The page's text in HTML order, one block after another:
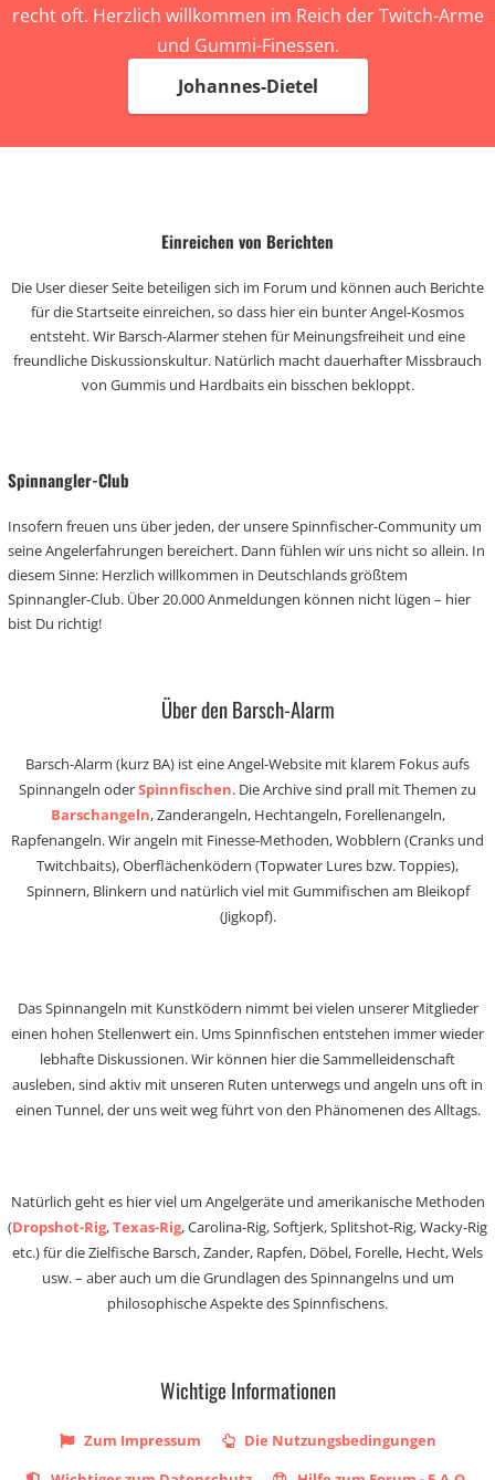
recht oft. Herzlich willkommen im Reich der Twitch-Arme
und Gummi-Finessen.
Johannes-Dietel
Einreichen von Berichten
Die User dieser Seite beteiligen sich im Forum und können auch Berichte
für die Startseite einreichen, so dass hier ein bunter Angel-Kosmos
entsteht. Wir Barsch-Alarmer stehen für Meinungsfreiheit und eine
freundliche Diskussionskultur. Natürlich macht dauerhafter Missbrauch
von Gummis und Hardbaits ein bisschen bekloppt.
Spinnangler-Club
Insofern freuen uns über jeden, der unsere Spinnfischer-Community um
seine Angelerfahrungen bereichert. Dann fühlen wir uns nicht so allein. In
diesem Sinne: Herzlich willkommen in Deutschlands größtem
Spinnangler-Club. Über 20.000 Anmeldungen können nicht lügen – hier
bist Du richtig!
Über den Barsch-Alarm
Barsch-Alarm (kurz BA) ist eine Angel-Website mit klarem Fokus aufs
Spinnangeln oderSpinnfischen. Die Archive sind prall mit Themen zu
Barschangeln, Zanderangeln, Hechtangeln, Forellenangeln,
Rapfenangeln. Wir angeln mit Finesse-Methoden, Wobblern (Cranks und
Twitchbaits), Oberflächenködern (Topwater Lures bzw. Toppies),
Spinnern, Blinkern und natürlich viel mit Gummifischen am Bleikopf
(Jigkopf).
Das Spinnangeln mit Kunstködern nimmt bei vielen unserer Mitglieder
einen hohen Stellenwert ein. Ums Spinnfischen entstehen immer wieder
lebhafte Diskussionen. Wir können hier die Sammelleidenschaft
ausleben, sind aktiv mit unseren Ruten unterwegs und angeln uns oft in
einen Tunnel, der uns weit weg führt von den Phänomenen des Alltags.
Natürlich geht es hier viel um Angelgeräte und amerikanische Methoden
(Dropshot-Rig,Texas-Rig, Carolina-Rig, Softjerk, Splitshot-Rig, Wacky-Rig
etc.) für die Zielfische Barsch, Zander, Rapfen, Döbel, Forelle, Hecht, Wels
usw. – aber auch um die Grundlagen des Spinnangelns und um
philosophische Aspekte des Spinnfischens.
Wichtige Informationen
Zum Impressum
Die Nutzungsbedingungen